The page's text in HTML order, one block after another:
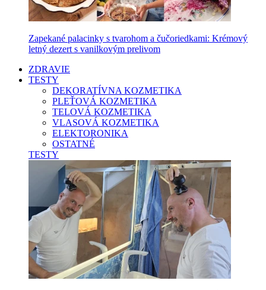
Zapekané palacinky s tvarohom a čučoriedkami: Krémový
letný dezert s vanilkovým prelivom
ZDRAVIE
TESTY
DEKORATÍVNA KOZMETIKA
PLEŤOVÁ KOZMETIKA
TELOVÁ KOZMETIKA
VLASOVÁ KOZMETIKA
ELEKTORONIKA
OSTATNÉ
TESTY